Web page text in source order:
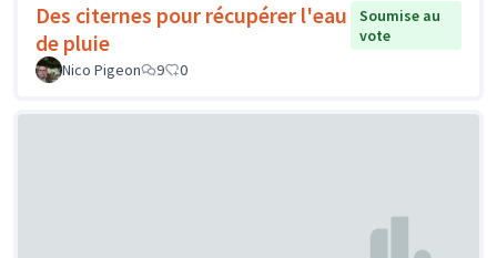
Des citernes pour récupérer l'eau
de pluie
Soumise au
vote
Nico Pigeon
9 0